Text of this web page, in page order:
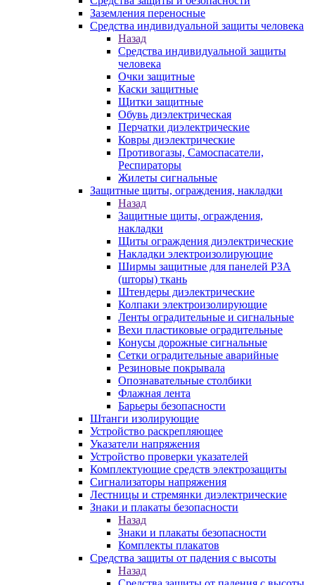
Заземления переносные
Средства индивидуальной защиты человека
Назад
Средства индивидуальной защиты
человека
Очки защитные
Каски защитные
Щитки защитные
Обувь диэлектрическая
Перчатки диэлектрические
Ковры диэлектрические
Противогазы, Самоспасатели,
Респираторы
Жилеты сигнальные
Защитные щиты, ограждения, накладки
Назад
Защитные щиты, ограждения,
накладки
Щиты ограждения диэлектрические
Накладки электроизолирующие
Ширмы защитные для панелей РЗА
(шторы) ткань
Штендеры диэлектрические
Колпаки электроизолирующие
Ленты оградительные и сигнальные
Вехи пластиковые оградительные
Конусы дорожные сигнальные
Сетки оградительные аварийные
Резиновые покрывала
Опознавательные столбики
Флажная лента
Барьеры безопасности
Штанги изолирующие
Устройство раскрепляющее
Указатели напряжения
Устройство проверки указателей
Комплектующие средств электрозащиты
Сигнализаторы напряжения
Лестницы и стремянки диэлектрические
Знаки и плакаты безопасности
Назад
Знаки и плакаты безопасности
Комплекты плакатов
Средства защиты от падения с высоты
Назад